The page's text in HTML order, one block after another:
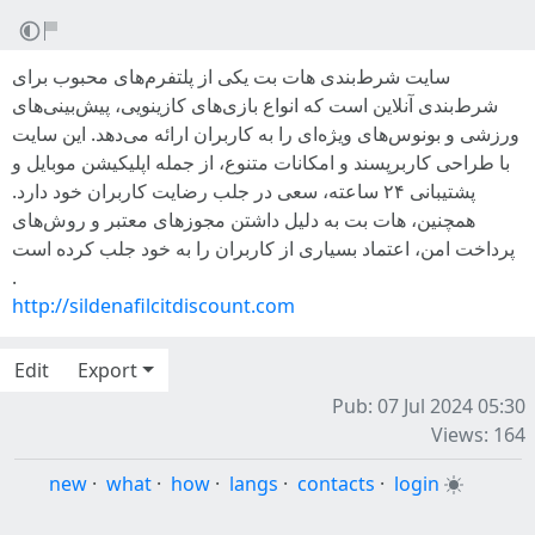
سایت شرط‌بندی هات بت یکی از پلتفرم‌های محبوب برای
شرط‌بندی آنلاین است که انواع بازی‌های کازینویی، پیش‌بینی‌های
ورزشی و بونوس‌های ویژه‌ای را به کاربران ارائه می‌دهد. این سایت
با طراحی کاربرپسند و امکانات متنوع، از جمله اپلیکیشن موبایل و
پشتیبانی ۲۴ ساعته، سعی در جلب رضایت کاربران خود دارد.
همچنین، هات بت به دلیل داشتن مجوزهای معتبر و روش‌های
پرداخت امن، اعتماد بسیاری از کاربران را به خود جلب کرده است
.
http://sildenafilcitdiscount.com
Edit
Export
Pub: 07 Jul 2024 05:30
Views: 164
new · what · how · langs · contacts · login